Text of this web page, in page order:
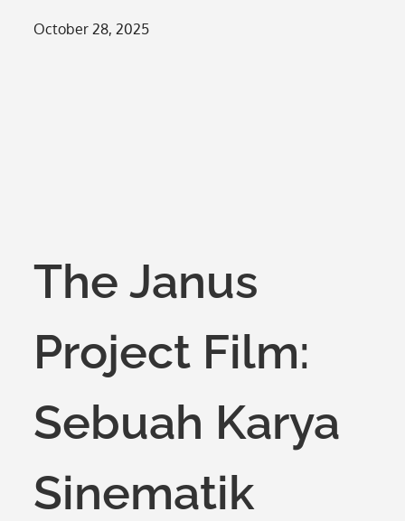
Posted
October 28, 2025
The Janus
Project Film:
Sebuah Karya
Sinematik